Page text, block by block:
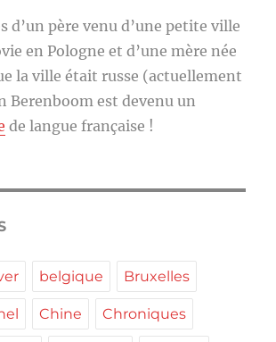
d’un père venu d’une petite ville
en Pologne et d’une mère née
la ville était russe (actuellement
Berenboom est devenu un
de langue française !
belgique Bruxelles
Chine Chroniques